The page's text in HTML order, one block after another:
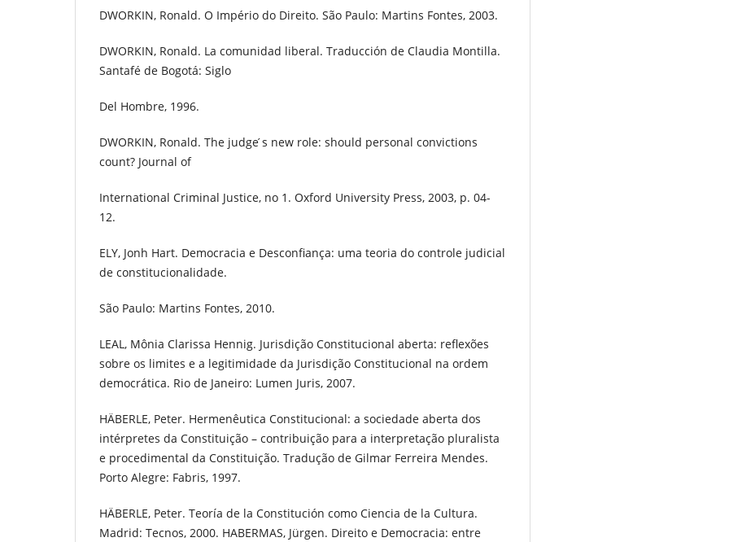
DWORKIN, Ronald. O Império do Direito. São Paulo: Martins Fontes, 2003.
DWORKIN, Ronald. La comunidad liberal. Traducción de Claudia Montilla.
Santafé de Bogotá: Siglo
Del Hombre, 1996.
DWORKIN, Ronald. The judge ́s new role: should personal convictions
count? Journal of
International Criminal Justice, no 1. Oxford University Press, 2003, p. 04-
12.
ELY, Jonh Hart. Democracia e Desconfiança: uma teoria do controle judicial
de constitucionalidade.
São Paulo: Martins Fontes, 2010.
LEAL, Mônia Clarissa Hennig. Jurisdição Constitucional aberta: reflexões
sobre os limites e a legitimidade da Jurisdição Constitucional na ordem
democrática. Rio de Janeiro: Lumen Juris, 2007.
HÄBERLE, Peter. Hermenêutica Constitucional: a sociedade aberta dos
intérpretes da Constituição – contribuição para a interpretação pluralista
e procedimental da Constituição. Tradução de Gilmar Ferreira Mendes.
Porto Alegre: Fabris, 1997.
HÄBERLE, Peter. Teoría de la Constitución como Ciencia de la Cultura.
Madrid: Tecnos, 2000. HABERMAS, Jürgen. Direito e Democracia: entre